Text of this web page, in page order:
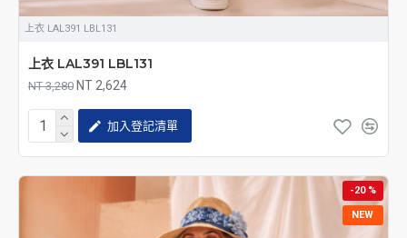
上衣 LAL391 LBL131
上衣 LAL391 LBL131
NT 3,280 NT 2,624
加入登記清單
NEW
-20 %